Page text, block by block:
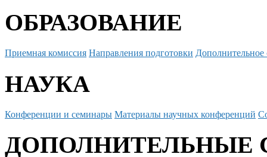
ОБРАЗОВАНИЕ
Приемная комиссия Направления подготовки Дополнительное
НАУКА
Конференции и семинары Материалы научных конференций
ДОПОЛНИТЕЛЬНЫЕ